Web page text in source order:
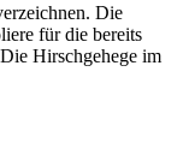
Die
für die bereits
Hirschgehege im